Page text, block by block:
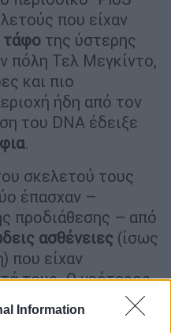
Information
που είχαν
τάφο της ύστερης
πόλη Τελ Μεγκίντο,
και πιο
ήδη από τον
του DNA έδειξε
.
σκελετού τους
έπασχαν –
προδιάθεσης – από
ασθένειες (ίσως
που είχαν
τους. Ο νεότερος
τα 20 του μεταξύ
μεταξύ